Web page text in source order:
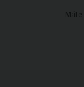
Máte